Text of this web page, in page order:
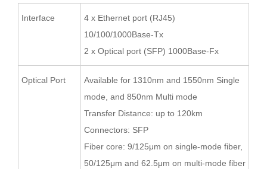
Interface
4 x Ethernet port (RJ45)
10/100/1000Base-Tx
2 x Optical port (SFP) 1000Base-Fx
Optical Port
Available for 1310nm and 1550nm Single
mode, and 850nm Multi mode
Transfer Distance: up to 120km
Connectors: SFP
Fiber core: 9/125μm on single-mode fiber,
50/125μm and 62.5μm on multi-mode fiber